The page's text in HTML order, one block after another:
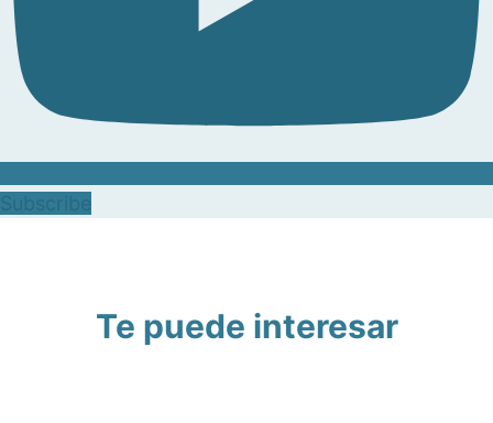
Te puede interesar